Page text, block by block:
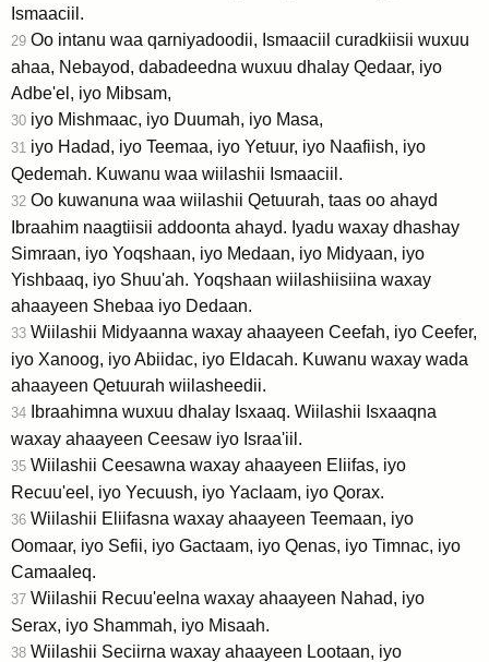
Ismaaciil.
29 Oo intanu waa qarniyadoodii, Ismaaciil curadkiisii wuxuu
ahaa, Nebayod, dabadeedna wuxuu dhalay Qedaar, iyo
Adbe'el, iyo Mibsam,
30 iyo Mishmaac, iyo Duumah, iyo Masa,
31 iyo Hadad, iyo Teemaa, iyo Yetuur, iyo Naafiish, iyo
Qedemah. Kuwanu waa wiilashii Ismaaciil.
32 Oo kuwanuna waa wiilashii Qetuurah, taas oo ahayd
Ibraahim naagtiisii addoonta ahayd. Iyadu waxay dhashay
Simraan, iyo Yoqshaan, iyo Medaan, iyo Midyaan, iyo
Yishbaaq, iyo Shuu'ah. Yoqshaan wiilashiisiina waxay
ahaayeen Shebaa iyo Dedaan.
33 Wiilashii Midyaanna waxay ahaayeen Ceefah, iyo Ceefer,
iyo Xanoog, iyo Abiidac, iyo Eldacah. Kuwanu waxay wada
ahaayeen Qetuurah wiilasheedii.
34
Ibraahimna wuxuu dhalay Isxaaq. Wiilashii Isxaaqna
waxay ahaayeen Ceesaw iyo Israa'iil.
35 Wiilashii Ceesawna waxay ahaayeen Eliifas, iyo
Recuu'eel, iyo Yecuush, iyo Yaclaam, iyo Qorax.
36 Wiilashii Eliifasna waxay ahaayeen Teemaan, iyo
Oomaar, iyo Sefii, iyo Gactaam, iyo Qenas, iyo Timnac, iyo
Camaaleq.
37 Wiilashii Recuu'eelna waxay ahaayeen Nahad, iyo
Serax, iyo Shammah, iyo Misaah.
38 Wiilashii Seciirna waxay ahaayeen Lootaan, iyo